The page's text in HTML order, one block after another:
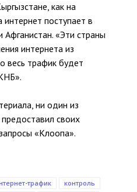
как на
интернет поступает в
Афганистан. «Эти страны
интернета из
весь трафик будет
ни один из
своих
«Клоопа».
трафик
контроль